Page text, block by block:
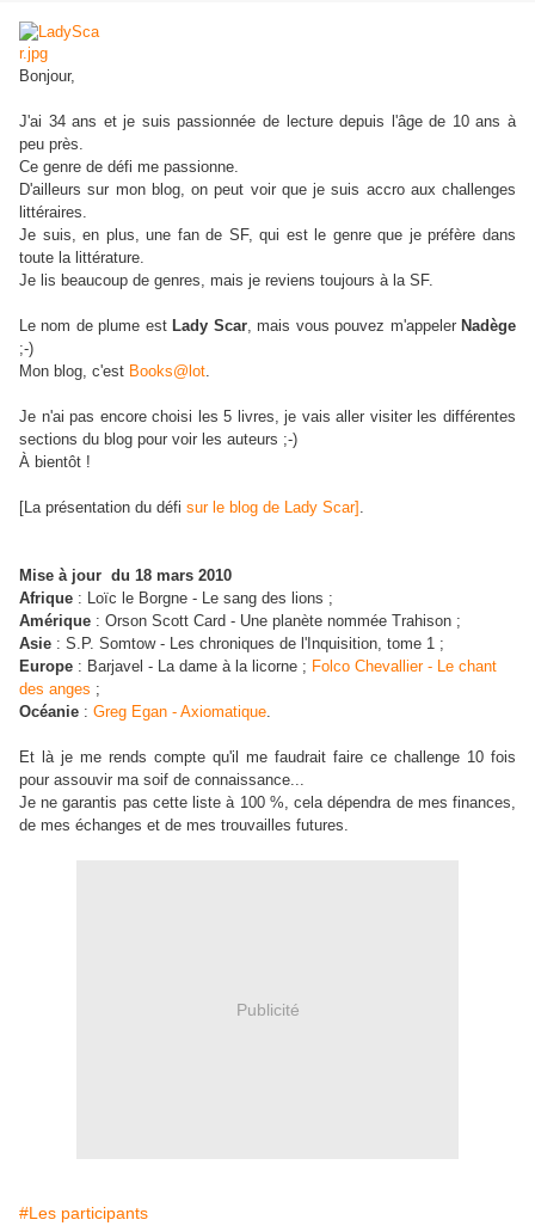
Bonjour,
J'ai 34 ans et je suis passionnée de lecture depuis l'âge de 10 ans à
peu près.
Ce genre de défi me passionne.
D'ailleurs sur mon blog, on peut voir que je suis accro aux challenges
littéraires.
Je suis, en plus, une fan de SF, qui est le genre que je préfère dans
toute la littérature.
Je lis beaucoup de genres, mais je reviens toujours à la SF.
Le nom de plume est Lady Scar, mais vous pouvez m'appeler Nadège
;-)
Mon blog, c'est Books@lot.
Je n'ai pas encore choisi les 5 livres, je vais aller visiter les différentes
sections du blog pour voir les auteurs ;-)
À bientôt !
[La présentation du défi sur le blog de Lady Scar] .
Mise à jour du 18 mars 2010
Afrique : Loïc le Borgne - Le sang des lions ;
Amérique : Orson Scott Card - Une planète nommée Trahison ;
Asie : S.P. Somtow - Les chroniques de l'Inquisition, tome 1 ;
Europe : Barjavel - La dame à la licorne ; Folco Chevallier - Le chant
des anges ;
Océanie : Greg Egan - Axiomatique.
Et là je me rends compte qu'il me faudrait faire ce challenge 10 fois
pour assouvir ma soif de connaissance...
Je ne garantis pas cette liste à 100 %, cela dépendra de mes finances,
de mes échanges et de mes trouvailles futures.
Publicité
#Les participants